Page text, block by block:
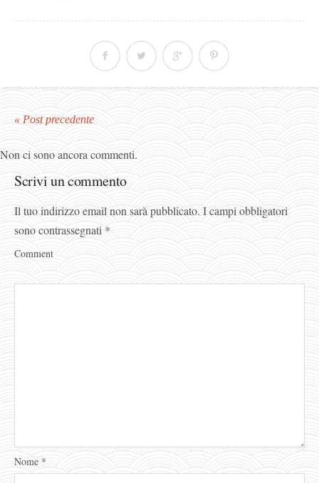
« Post precedente
Non ci sono ancora commenti.
Scrivi un commento
Il tuo indirizzo email non sarà pubblicato. I campi obbligatori
sono contrassegnati *
Comment
Nome *